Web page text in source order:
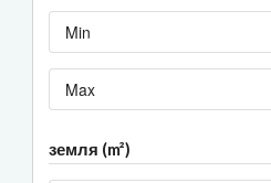
Min
Max
земля (m²)